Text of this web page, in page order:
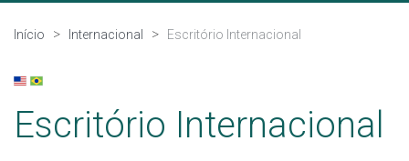
Escritório Internacional
Parcerias
Informações Úteis
Início Internacional Escritório Internacional
Escritório Internacional